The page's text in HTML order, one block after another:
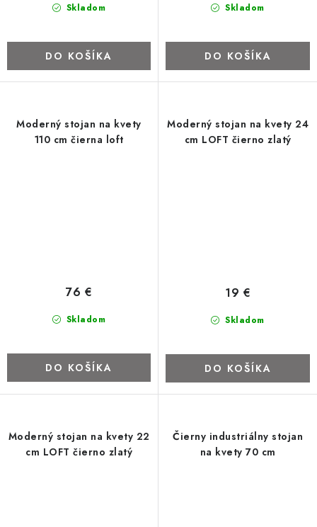
Skladom
DO KOŠÍKA
Skladom
DO KOŠÍKA
Moderný stojan na kvety
110 cm čierna loft
Skladom
76 €
DO KOŠÍKA
Moderný stojan na kvety 24
cm LOFT čierno zlatý
Skladom
19 €
DO KOŠÍKA
Moderný stojan na kvety 22
cm LOFT čierno zlatý
Čierny industriálny stojan
na kvety 70 cm